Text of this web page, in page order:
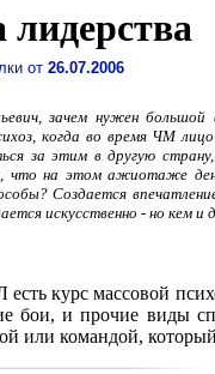
лидерства
от 26.07.2006
зачем нужен
когда во время ЧМ
за этим в другую
что на этом ажиотаже
Создается
искусственно - но кем и
курс массовой
бои, и прочие виды
или командой,